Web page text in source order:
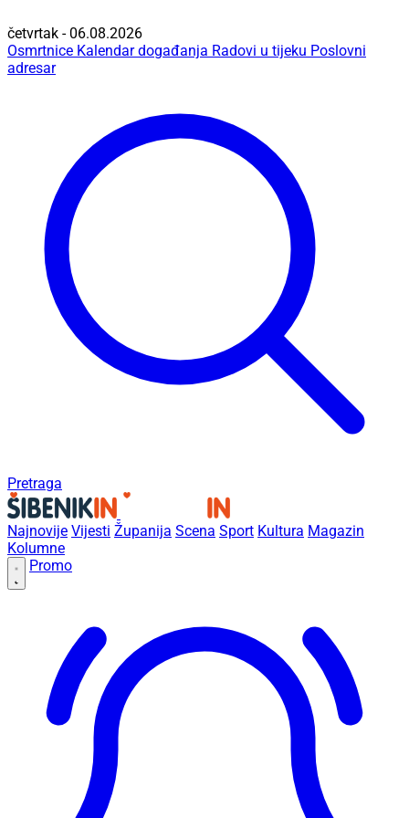
četvrtak - 06.08.2026
Osmrtnice Kalendar događanja Radovi u tijeku Poslovni
adresar
Pretraga
Najnovije Vijesti Županija Scena Sport Kultura Magazin
Kolumne
Promo